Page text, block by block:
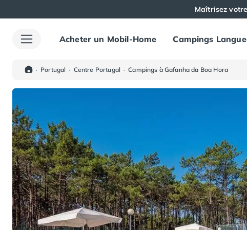
Maîtrisez
Toutes nos destinations
Camping Alsace
Camping Haut-Rhin
Camping Colmar
Camping Mulhouse
Camping Munster
Camping Aquitaine
Camping Dordogne
Camping Carsac-Aillac
Camping Les Eyzies-de-Tayac-Sireuil
Camping Sarlat
Camping Gironde
Camping Bordeaux
Acheter un Mobil-Home Campings
· Portugal · Centre Portugal · Campings à Gafanha da Boa Hora